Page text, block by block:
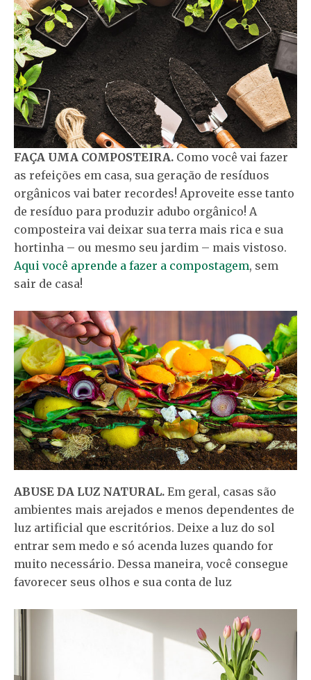
FAÇA UMA COMPOSTEIRA. Como você vai fazer
as refeições em casa, sua geração de resíduos
orgânicos vai bater recordes! Aproveite esse tanto
de resíduo para produzir adubo orgânico! A
composteira vai deixar sua terra mais rica e sua
hortinha – ou mesmo seu jardim – mais vistoso.
Aqui você aprende a fazer a compostagem, sem
sair de casa!
ABUSE DA LUZ NATURAL. Em geral, casas são
ambientes mais arejados e menos dependentes de
luz artificial que escritórios. Deixe a luz do sol
entrar sem medo e só acenda luzes quando for
muito necessário. Dessa maneira, você consegue
favorecer seus olhos e sua conta de luz